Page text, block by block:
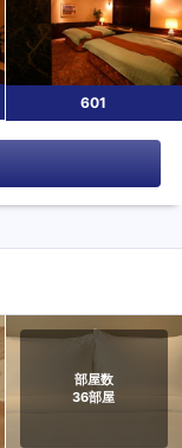
601
部屋数
36部屋